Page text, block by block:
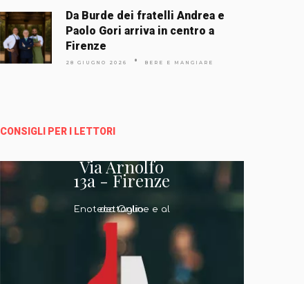
Da Burde dei fratelli Andrea e
Paolo Gori arriva in centro a
Firenze
28 GIUGNO 2026 BERE E MANGIARE
CONSIGLI PER I LETTORI
Via Arnolfo
13a - Firenze
Enoteca Online e al dettaglio